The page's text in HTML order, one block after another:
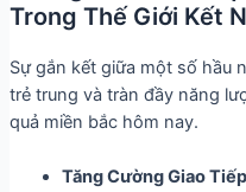
Trong Thế Giới Kết
Sự gắn kết giữa một số hầu
trẻ trung và tràn đầy năng
quả miền bắc hôm nay.
Tăng Cường Giao Tiếp